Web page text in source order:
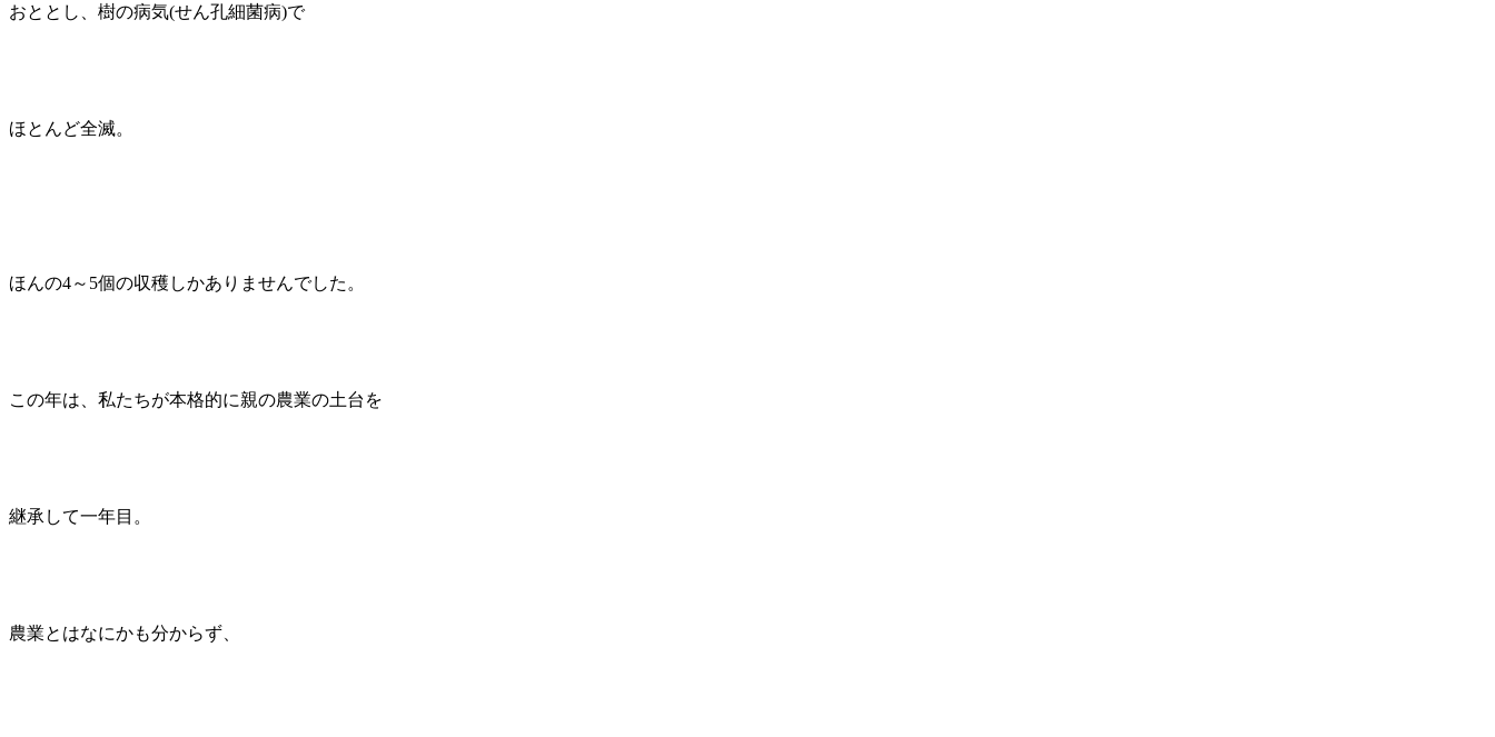
おととし、樹の病気(せん孔細菌病)で
ほとんど全滅。
ほんの4～5個の収穫しかありませんでした。
この年は、私たちが本格的に親の農業の土台を
継承して一年目。
農業とはなにかも分からず、